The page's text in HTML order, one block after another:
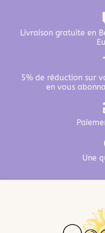
Livraison gratuite en
5% de réduction sur
en vous
Une